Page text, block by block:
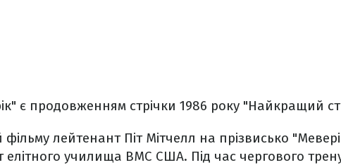
є продовженням стрічки 1986 року "Найкращий
лейтенант Піт Мітчелл на прізвисько
елітного училища ВМС США. Під час чергового